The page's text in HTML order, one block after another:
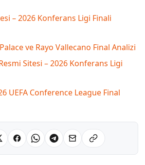
– 2026 Konferans Ligi Finali
ve Rayo Vallecano Final Analizi
Sitesi – 2026 Konferans Ligi
UEFA Conference League Final